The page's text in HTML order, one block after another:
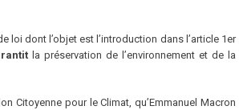
loi dont l’objet est l’introduction dans l’article 1er
la préservation de l’environnement et de la
Citoyenne pour le Climat, qu’Emmanuel Macron